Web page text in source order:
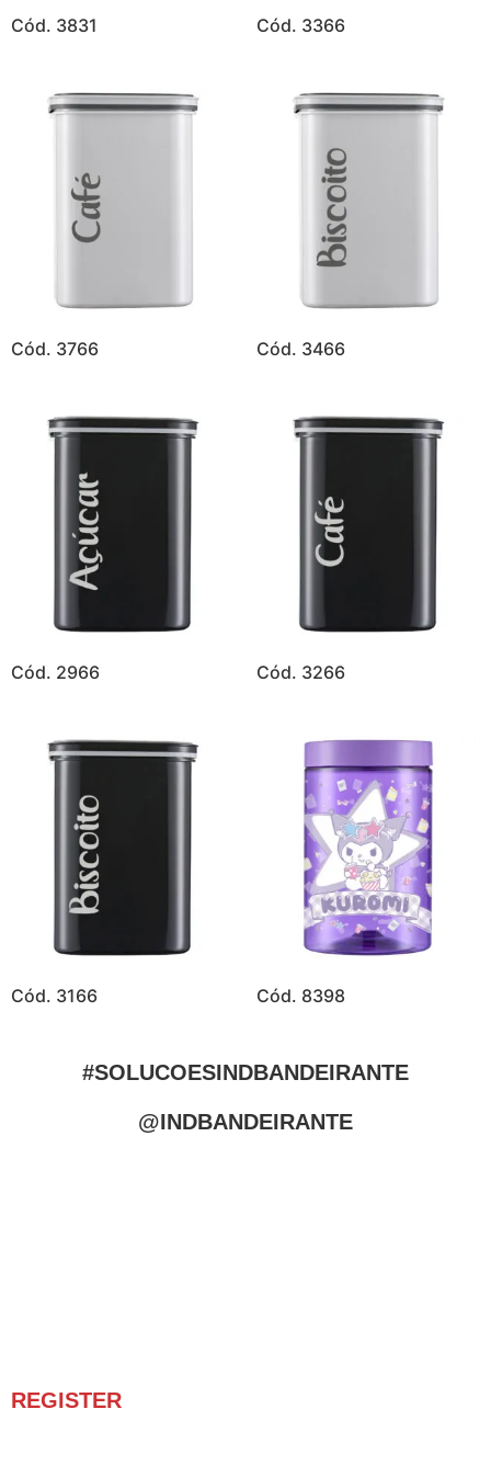
Cód. 3831 Cód. 3366
Cód. 3766 Cód. 3466
Cód. 2966 Cód. 3266
Cód. 3166 Cód. 8398
#SOLUCOESINDBANDEIRANTE
@INDBANDEIRANTE
REGISTER